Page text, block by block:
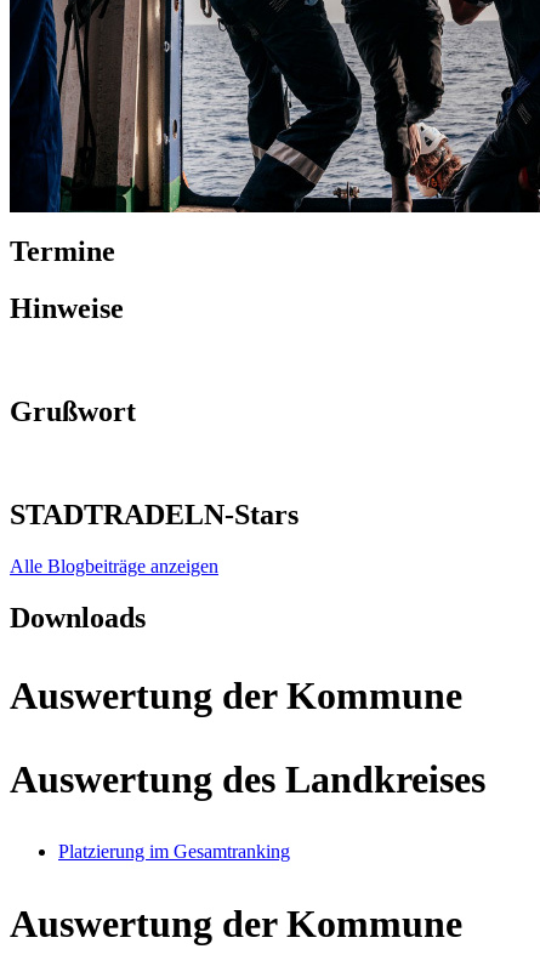
Termine
Hinweise
Grußwort
STADTRADELN-Stars
Alle Blogbeiträge anzeigen
Downloads
Auswertung der Kommune
Auswertung des Landkreises
Platzierung im Gesamtranking
Auswertung der Kommune